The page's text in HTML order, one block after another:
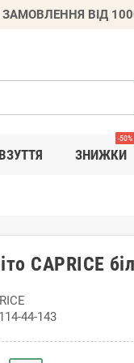
ВІД
ЗНИЖКИ
-50%
CAPRICE
44-143